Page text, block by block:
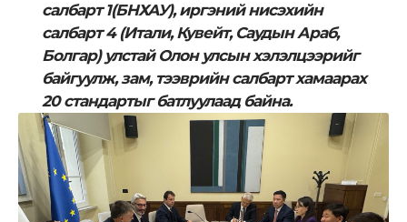
салбарт 1(БНХАУ), иргэний нисэхийн
салбарт 4 (Итали, Кувейт, Саудын Араб,
Болгар) улстай Олон улсын хэлэлцээрийг
байгуулж, зам, тээврийн салбарт хамаарах
20 стандартыг батлуулаад байна.